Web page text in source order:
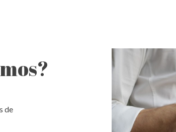
de